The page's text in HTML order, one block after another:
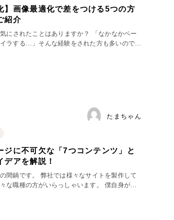
】画像最適化で差をつける5つの方
紹介
にされたことはありますか？ 「なかなかペー
ラする…」そんな経験をされた方も多いのでは
たまちゃん
ジに不可欠な「7つコンテンツ」と
デアを解説！
間鍋です。 弊社では様々なサイトを製作して
な職種の方がいらっしゃいます。 僕自身が多